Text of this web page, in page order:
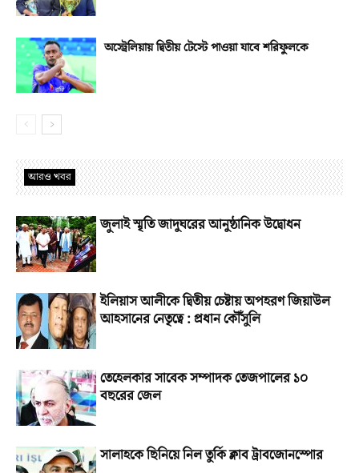
অস্ট্রেলিয়ায় দ্বিতীয় টেস্টে পাওয়া যাবে শরিফুলকে
আরও খবর
জুলাই স্মৃতি জাদুঘরের আনুষ্ঠানিক উদ্বোধন
ইলিয়াস আলীকে দ্বিতীয় চেষ্টায় অপহরণ জিয়াউল
আহসানের নেতৃত্বে : প্রধান কৌঁসুলি
তেহেলকার সাবেক সম্পাদক তেজপালের ১০
বছরের জেল
সালাহকে ছিনিয়ে নিল তুর্কি ক্লাব ট্রাবজোনস্পোর